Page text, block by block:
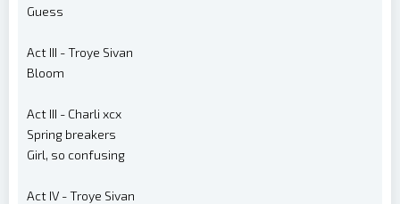
Guess
Act III - Troye Sivan
Bloom
Act III - Charli xcx
Spring breakers
Girl, so confusing
Act IV - Troye Sivan